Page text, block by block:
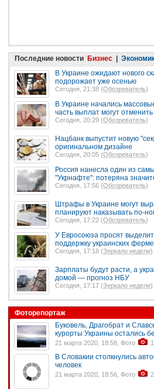
Последние новости Бизнес |
В Украине ожидают нового
подорожает уже осенью
Сегодня, 21:38 (Обозреватель)
В Украине начались
часть выплат могут отменить
Сегодня, 20:29 (Обозреватель)
Нацбанк выпустит новую
оригинальном дизайне
Сегодня, 20:05 (Обозреватель)
Россия нанесла один из
"Укрнафте": потеряна
Сегодня, 17:56 (Обозреватель)
Штрафы в Украине могут
планируют наказывать по-
Сегодня, 17:22 (Обозреватель)
У Евросоюза просят
поддержку украинских
Сегодня, 17:18 (Зеркало недели)
Зарплаты будут расти, а
домой — прогноз НБУ
Сегодня, 17:17 (Зеркало недели)
Фоторепортаж
Буковель, Драгобрат и
курорты Украины остались
21 марта 2020, 18:58, Фото
В Словакии столкнулись
человек
21 марта 2020, 18:56, Фото